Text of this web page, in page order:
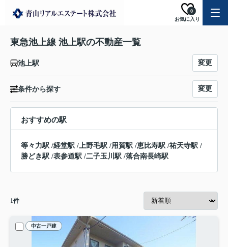
お気に入り
0
東急池上線 池上駅の不動産一覧
池上駅 変更
条件から探す 変更
おすすめの駅
等々力駅 /経堂駅 /上野毛駅 /用賀駅 /恵比寿駅 /祐天寺駅 /
勝どき駅 /表参道駅 /二子玉川駅 /落合南長崎駅
1件
中古一戸建